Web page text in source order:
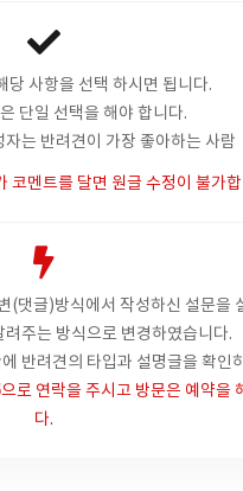
당 사항을 선택 하시면 됩니다.
단일 선택을 해야 합니다.
자는 반려견이 가장 좋아하는 사람
코멘트를 달면 원글 수정이 불가
(댓글)방식에서 작성하신 설문을
려주는 방식으로 변경하였습니다.
반려견의 타입과 설명글을 확인
으로 연락을 주시고 방문은 예약을
다.